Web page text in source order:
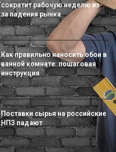
сократит рабочую неделю из-
за падения рынка
Как правильно наносить обои в
ванной комнате: пошаговая
инструкция
Поставки сырья на российские
НПЗ падают